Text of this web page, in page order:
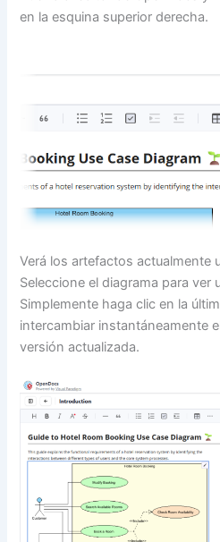
en la esquina superior derecha.
Verá los artefactos actualmente
Seleccione el diagrama para ver
Simplemente haga clic en la
intercambiar instantáneamente
versión actualizada.